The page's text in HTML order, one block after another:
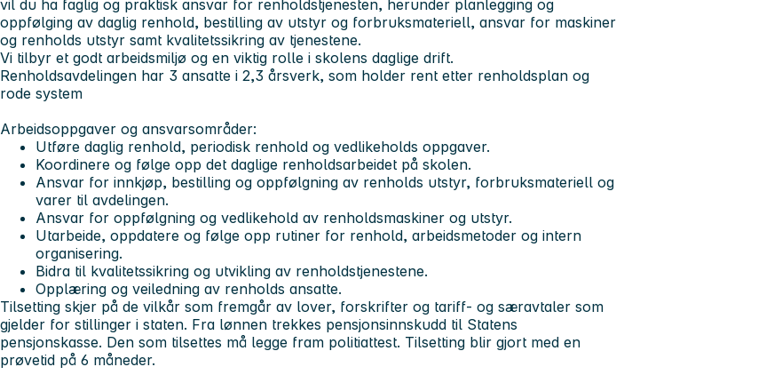
vil du ha faglig og praktisk ansvar for renholdstjenesten, herunder planlegging og
oppfølging av daglig renhold, bestilling av utstyr og forbruksmateriell, ansvar for maskiner
og renholds utstyr samt kvalitetssikring av tjenestene.
Vi tilbyr et godt arbeidsmiljø og en viktig rolle i skolens daglige drift.
Renholdsavdelingen har 3 ansatte i 2,3 årsverk, som holder rent etter renholdsplan og
rode system
Arbeidsoppgaver og ansvarsområder:
Utføre daglig renhold, periodisk renhold og vedlikeholds oppgaver.
Koordinere og følge opp det daglige renholdsarbeidet på skolen.
Ansvar for innkjøp, bestilling og oppfølgning av renholds utstyr, forbruksmateriell og
varer til avdelingen.
Ansvar for oppfølgning og vedlikehold av renholdsmaskiner og utstyr.
Utarbeide, oppdatere og følge opp rutiner for renhold, arbeidsmetoder og intern
organisering.
Bidra til kvalitetssikring og utvikling av renholdstjenestene.
Opplæring og veiledning av renholds ansatte.
Tilsetting skjer på de vilkår som fremgår av lover, forskrifter og tariff- og særavtaler som
gjelder for stillinger i staten. Fra lønnen trekkes pensjonsinnskudd til Statens
pensjonskasse. Den som tilsettes må legge fram politiattest. Tilsetting blir gjort med en
prøvetid på 6 måneder.